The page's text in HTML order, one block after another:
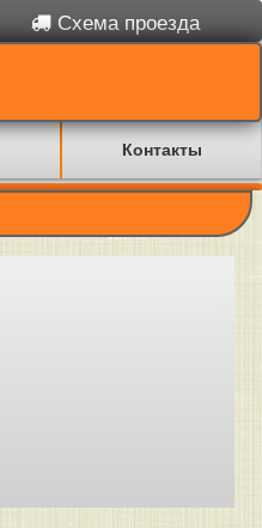
Схема проезда
Контакты